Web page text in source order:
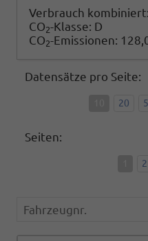
Verbrauch kombiniert:
CO2-Klasse: D
CO2-Emissionen:
Datensätze pro Seite:
20
Seiten:
2
Fahrzeugnr.